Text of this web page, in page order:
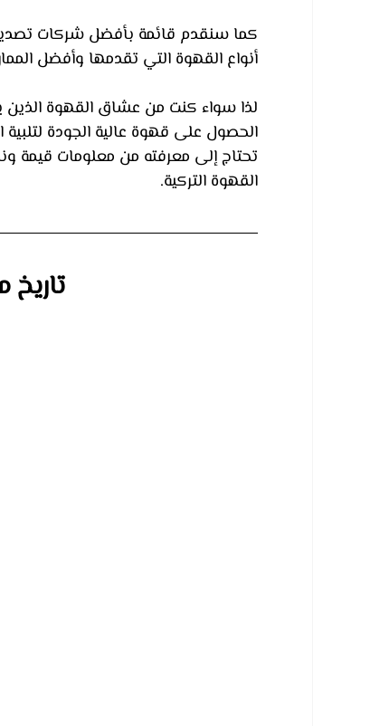
كما سنقدم قائمة بأفضل شركات
أنواع القهوة التي تقدمها وأفضل
لذا سواء كنت من عشاق القهوة الذين
الحصول على قهوة عالية الجودة
تحتاج إلى معرفته من معلومات قيمة
القهوة التركية.